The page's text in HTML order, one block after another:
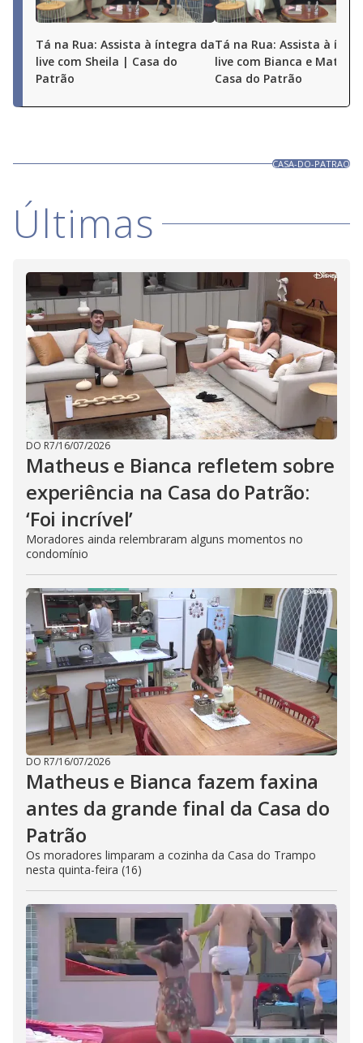
Tá na Rua: Assista à íntegra da
live com Sheila | Casa do
Patrão
Tá na Rua: Assista à
live com Bianca e
Casa do Patrão
CASA-DO-PATRAO
Últimas
DO R7/16/07/2026
Matheus e Bianca refletem sobre
experiência na Casa do Patrão:
‘Foi incrível’
Moradores ainda relembraram alguns momentos no
condomínio
DO R7/16/07/2026
Matheus e Bianca fazem faxina
antes da grande final da Casa do
Patrão
Os moradores limparam a cozinha da Casa do Trampo
nesta quinta-feira (16)